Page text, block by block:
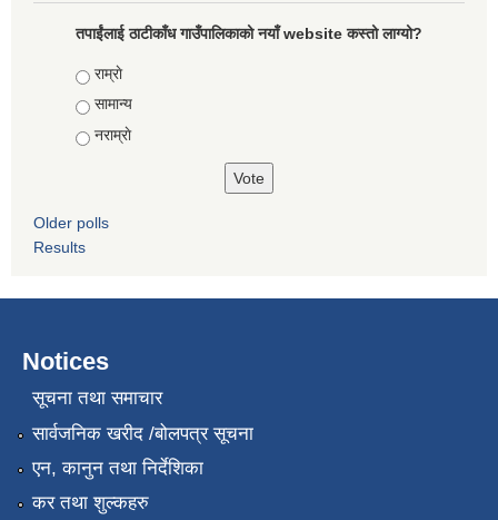
तपाईंलाई ठाटीकाँध गाउँपालिकाको नयाँ website कस्तो लाग्यो?
Choices
राम्राे
सामान्य
नराम्राे
Older polls
Results
Notices
सूचना तथा समाचार
सार्वजनिक खरीद /बोलपत्र सूचना
एन, कानुन तथा निर्देशिका
कर तथा शुल्कहरु